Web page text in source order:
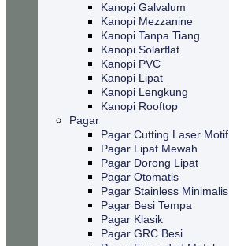
Kanopi Galvalum
Kanopi Mezzanine
Kanopi Tanpa Tiang
Kanopi Solarflat
Kanopi PVC
Kanopi Lipat
Kanopi Lengkung
Kanopi Rooftop
Pagar
Pagar Cutting Laser Motif
Pagar Lipat Mewah
Pagar Dorong Lipat
Pagar Otomatis
Pagar Stainless Minimalis
Pagar Besi Tempa
Pagar Klasik
Pagar GRC Besi